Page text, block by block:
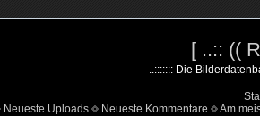
[ ..:: ((
..::::::: Die
Neueste Uploads Neueste Kommentare Am